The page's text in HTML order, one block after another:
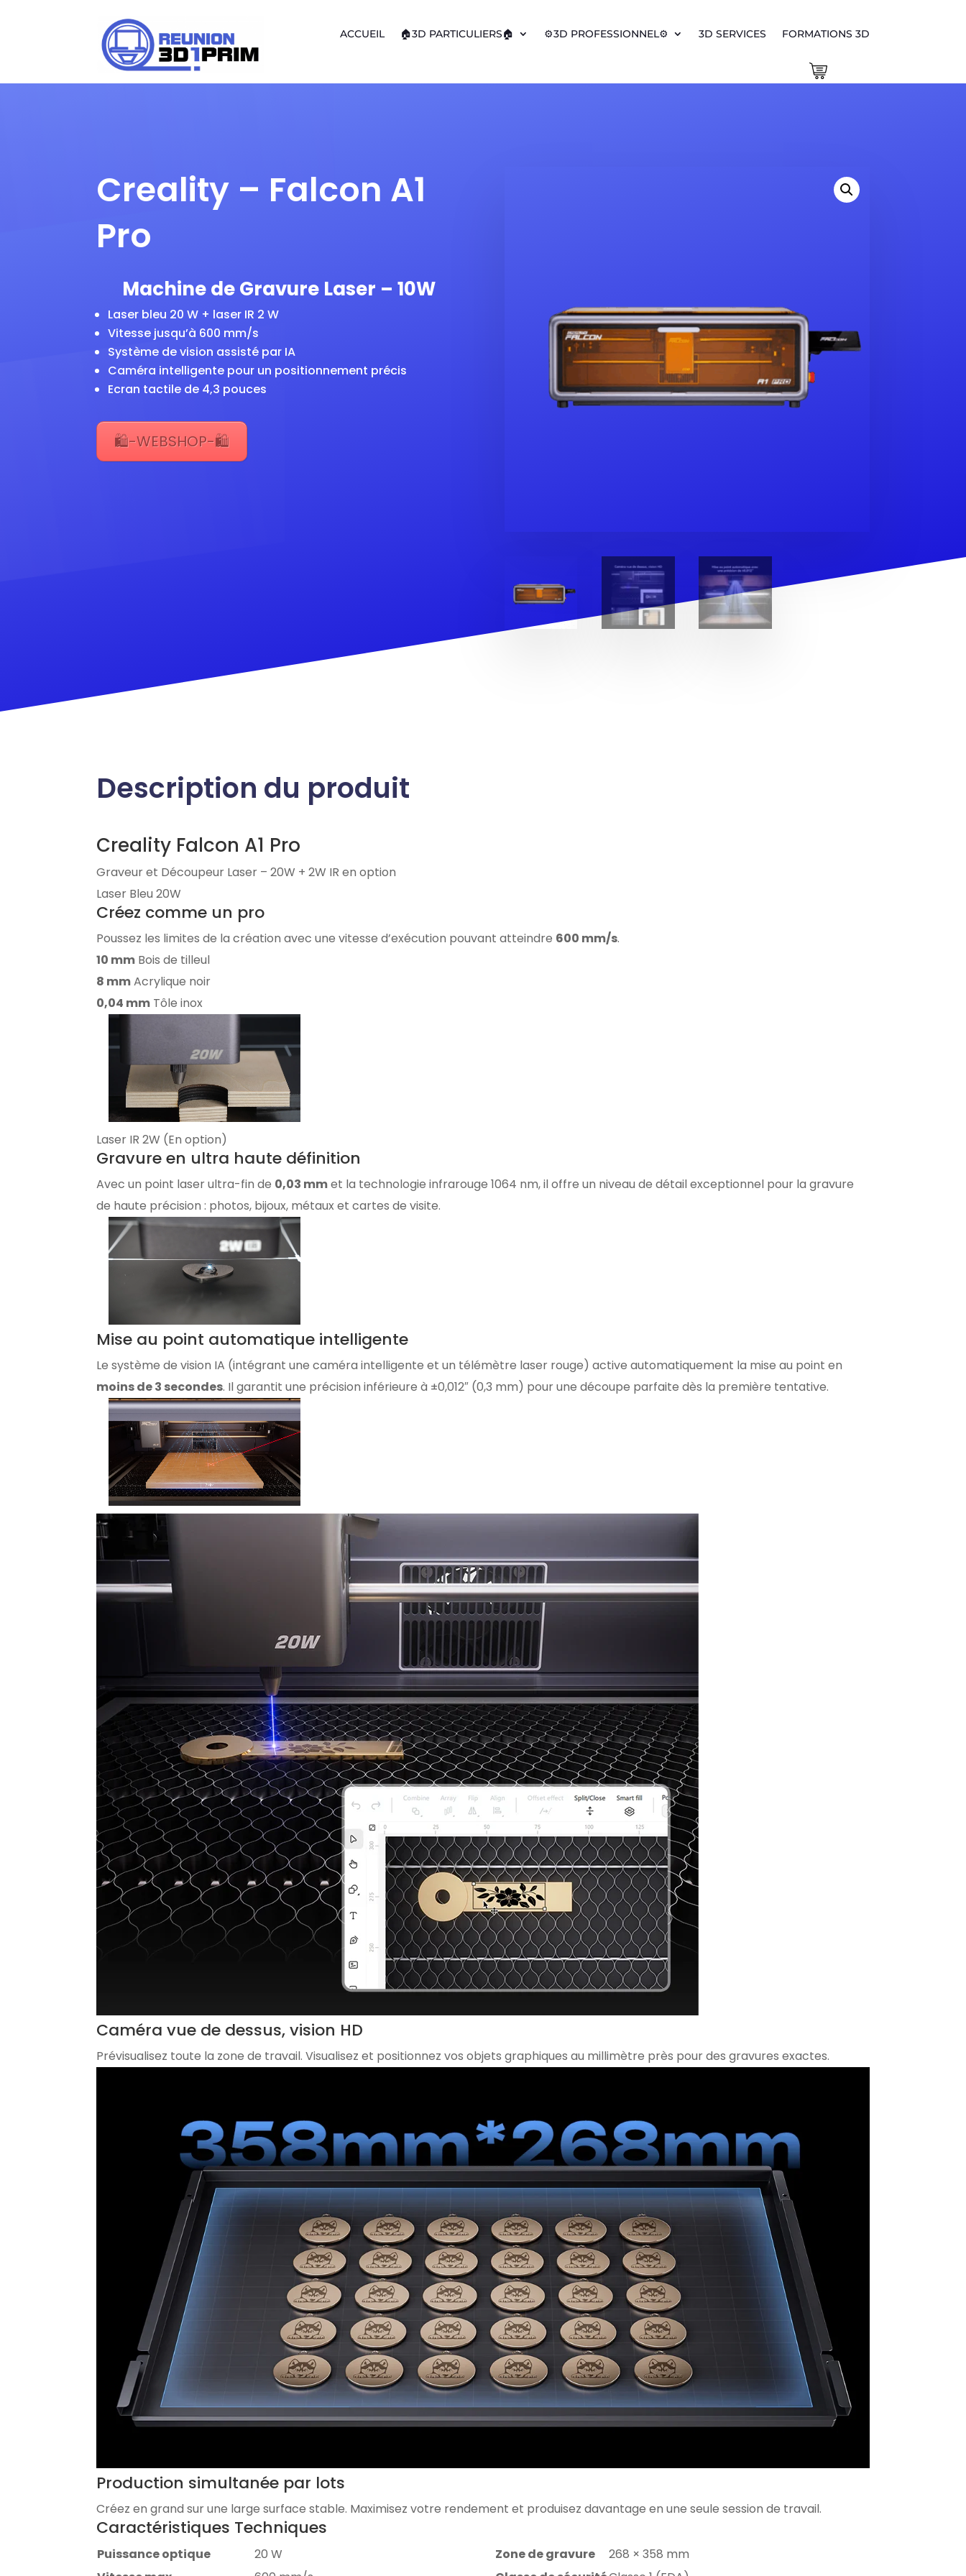
ACCUEIL 🏠3D PARTICULIERS🏠 ⚙️3D PROFESSIONNEL⚙️ 3D SERVICES FORMATIONS 3D
0 Items
Creality – Falcon A1
Pro
Machine de Gravure Laser – 10W
Laser bleu 20 W + laser IR 2 W
Vitesse jusqu’à 600 mm/s
Système de vision assisté par IA
Caméra intelligente pour un positionnement précis
Ecran tactile de 4,3 pouces
🛍️-WEBSHOP-🛍️
Description du produit
Creality Falcon A1 Pro
Graveur et Découpeur Laser – 20W + 2W IR en option
Laser Bleu 20W
Créez comme un pro
Poussez les limites de la création avec une vitesse d’exécution pouvant atteindre 600 mm/s.
10 mm Bois de tilleul
8 mmAcrylique noir
0,04 mm Tôle inox
Laser IR 2W (En option)
Gravure en ultra haute définition
Avec un point laser ultra-fin de 0,03 mmet la technologie infrarouge 1064 nm, il offre un niveau de détail exceptionnel pour la gravure
de haute précision : photos, bijoux, métaux et cartes de visite.
Mise au point automatique intelligente
Le système de vision IA (intégrant une caméra intelligente et un télémètre laser rouge) active automatiquement la mise au point en
moins de 3 secondes. Il garantit une précision inférieure à ±0,012″ (0,3 mm) pour une découpe parfaite dès la première tentative.
Caméra vue de dessus, vision HD
Prévisualisez toute la zone de travail. Visualisez et positionnez vos objets graphiques au millimètre près pour des gravures exactes.
Production simultanée par lots
Créez en grand sur une large surface stable. Maximisez votre rendement et produisez davantage en une seule session de travail.
Caractéristiques Techniques
Puissance optique 20 W Zone de gravure
268 × 358 mm